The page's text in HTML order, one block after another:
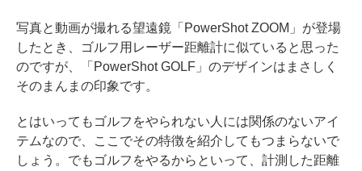
写真と動画が撮れる望遠鏡「PowerShot ZOOM」が登場
したとき、ゴルフ用レーザー距離計に似ていると思った
のですが、「PowerShot GOLF」のデザインはまさしく
そのまんまの印象です。
とはいってもゴルフをやられない人には関係のないアイ
テムなので、ここでその特徴を紹介してもつまらないで
しょう。でもゴルフをやるからといって、計測した距離